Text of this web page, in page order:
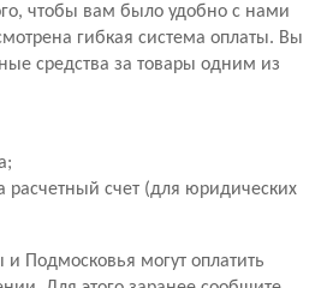
чтобы вам было удобно с нами
гибкая система оплаты. Вы
средства за товары одним из
расчетный счет (для юридических
Подмосковья могут оплатить